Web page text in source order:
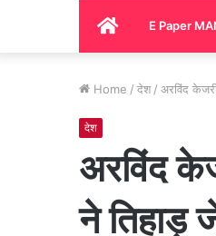
HomeE Paper
Home / देश / अरविंद
देश
अरविंद
ने तिहाड़